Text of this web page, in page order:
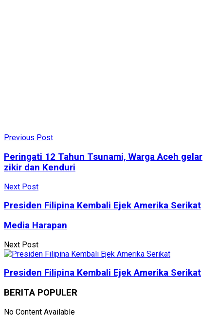
Previous Post
Peringati 12 Tahun Tsunami, Warga Aceh gelar
zikir dan Kenduri
Next Post
Presiden Filipina Kembali Ejek Amerika Serikat
Media Harapan
Next Post
Presiden Filipina Kembali Ejek Amerika Serikat
BERITA POPULER
No Content Available